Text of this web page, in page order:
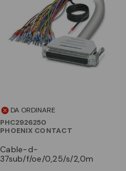
DA ORDINARE
PHC2926250
PHOENIX CONTACT
cable-d-
37sub/f/oe/0,25/s/2,0m